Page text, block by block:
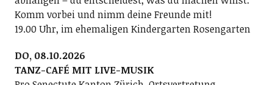
Komm vorbei und nimm deine Freunde mit!
19.00 Uhr, im ehemaligen Kindergarten Rosengarten
DO, 08.10.2026
TANZ-CAFÉ MIT LIVE-MUSIK